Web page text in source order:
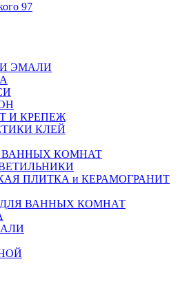
97
ЭМАЛИ
И КРЕПЕЖ
КЛЕЙ
ВАННЫХ КОМНАТ
ПЛИТКА и КЕРАМОГРАНИТ
ВАННЫХ КОМНАТ